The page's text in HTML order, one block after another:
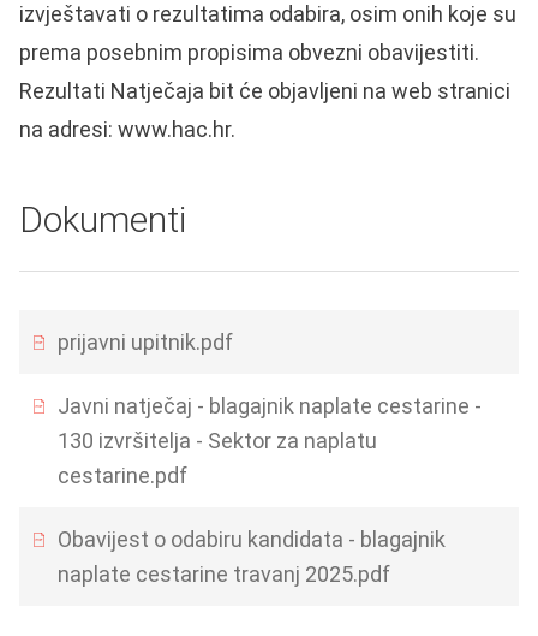
izvještavati o rezultatima odabira, osim onih koje su
prema posebnim propisima obvezni obavijestiti.
Rezultati Natječaja bit će objavljeni na web stranici
na adresi: www.hac.hr.
Dokumenti
prijavni upitnik.pdf
Javni natječaj - blagajnik naplate cestarine -
130 izvršitelja - Sektor za naplatu
cestarine.pdf
Obavijest o odabiru kandidata - blagajnik
naplate cestarine travanj 2025.pdf